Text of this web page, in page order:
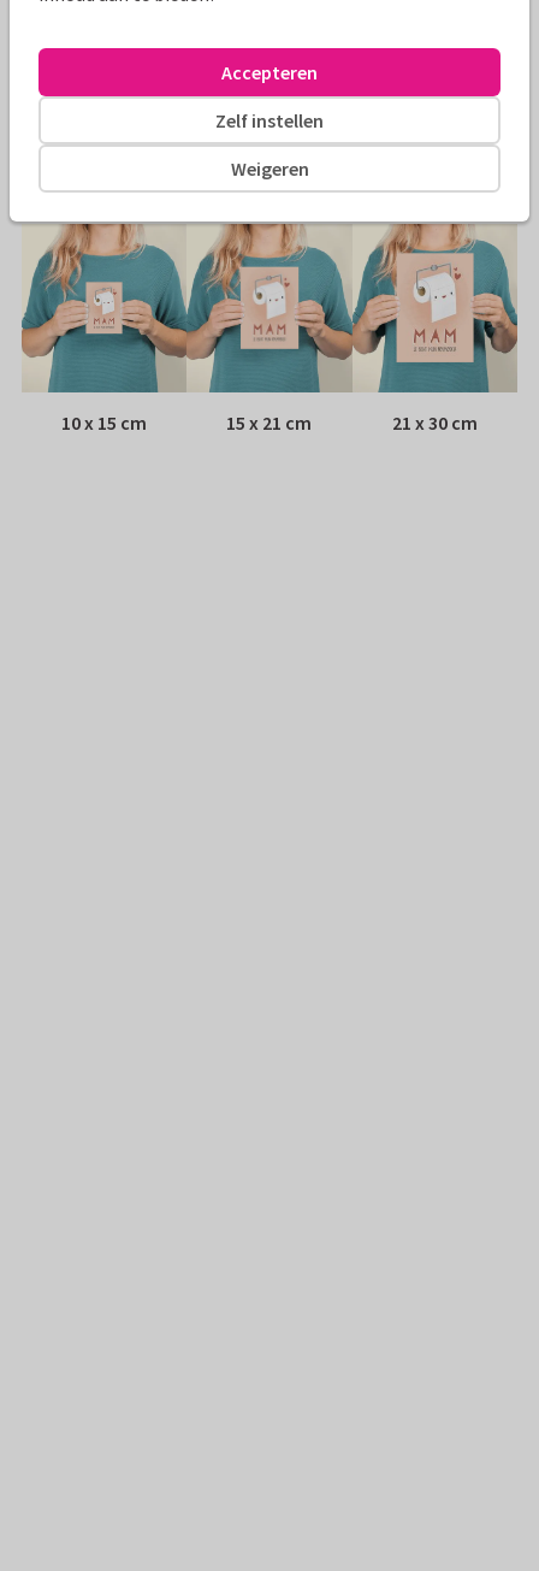
Envelop: Witte vensterenvelop
Adres: Achterop de kaart
Formaten
10 x 15 cm 15 x 21 cm 21 x 30 cm
Weigeren
Zelf instellen
Accepteren